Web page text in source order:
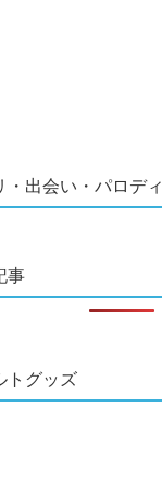
・出会い・パロディ
事
トグッズ